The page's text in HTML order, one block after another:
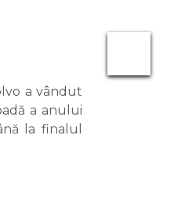
a vândut
a anului
la finalul